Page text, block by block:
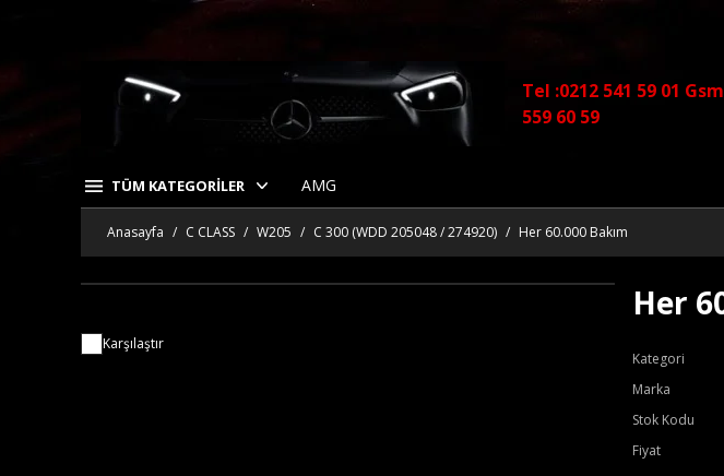
Tel :0212 541 59 01
559 60 59
TÜM KATEGORİLER AMG
Anasayfa C CLASS W205 C 300 (WDD 205048 / 274920) Her 60.000 Bakım
Karşılaştır
Her
Kategori
Marka
Stok Kodu
Fiyat